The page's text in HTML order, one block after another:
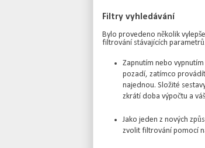
Filtry vyhledávání
Bylo provedeno několik
filtrování stávajících
Zapnutím nebo
pozadí, zatímco
najednou. Složité
zkrátí doba výpočtu a
Jako jeden z nových
zvolit filtrování pomocí